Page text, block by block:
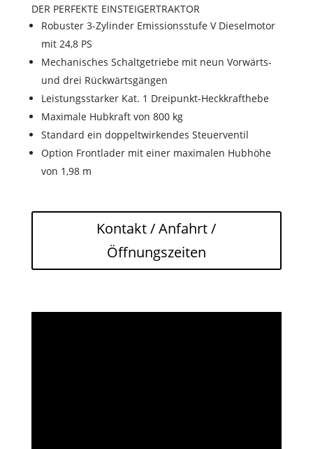
DER PERFEKTE EINSTEIGERTRAKTOR
Robuster 3-Zylinder Emissionsstufe V Dieselmotor
mit 24,8 PS
Mechanisches Schaltgetriebe mit neun Vorwärts-
und drei Rückwärtsgängen
Leistungsstarker Kat. 1 Dreipunkt-Heckkrafthebe
Maximale Hubkraft von 800 kg
Standard ein doppeltwirkendes Steuerventil
Option Frontlader mit einer maximalen Hubhöhe
von 1,98 m
Kontakt / Anfahrt /
Öffnungszeiten